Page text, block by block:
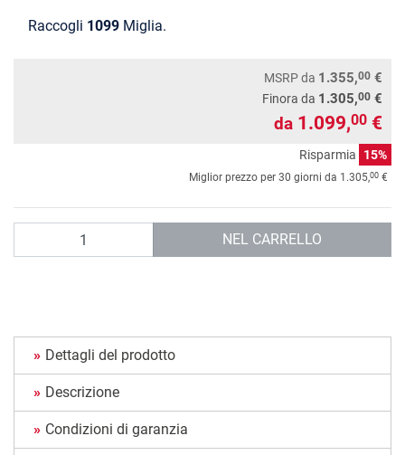
Raccogli 1099 Miglia.
MSRPda 1.355,00 €
Finora da 1.305,00 €
da 1.099,00 €
Risparmia 15%
Miglior prezzo per 30 giorni da 1.305,00 €
NEL CARRELLO
Dettagli del prodotto
Descrizione
Condizioni di garanzia